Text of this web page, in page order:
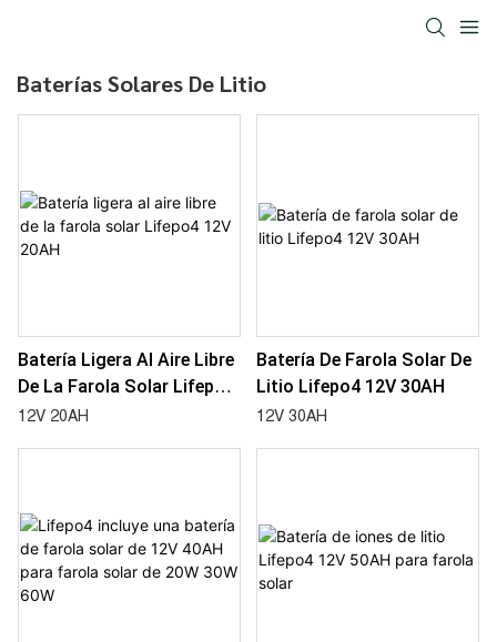
Baterías Solares De Litio
Batería Ligera Al Aire Libre
De La Farola Solar Lifepo4
12V 20AH
12V 20AH
Batería De Farola Solar De
Litio Lifepo4 12V 30AH
12V 30AH